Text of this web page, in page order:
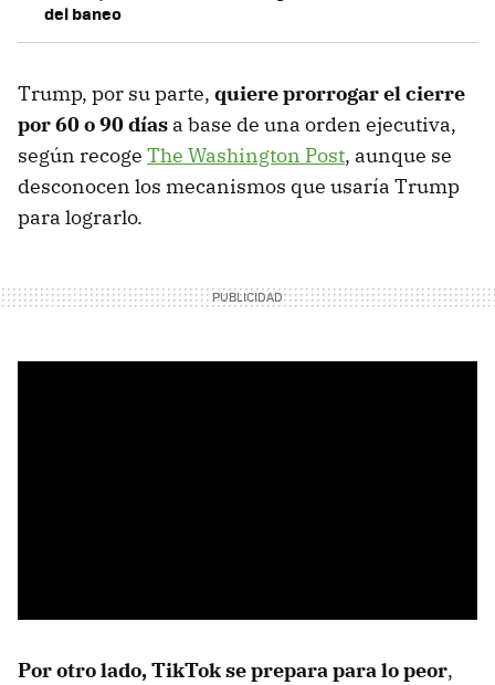
del baneo
Trump, por su parte, quiere prorrogar el cierre
por 60 o 90 días a base de una orden ejecutiva,
según recoge The Washington Post, aunque se
desconocen los mecanismos que usaría Trump
para lograrlo.
Por otro lado, TikTok se prepara para lo peor,